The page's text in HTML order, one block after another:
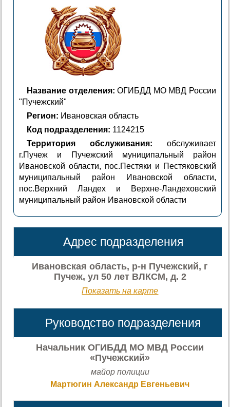
Название отделения: ОГИБДД МО МВД России
"Пучежский"
Регион: Ивановская область
Код подразделения: 1124215
Территория обслуживания: обслуживает
г.Пучеж и Пучежский муниципальный район
Ивановской области, пос.Пестяки и Пестяковский
муниципальный район Ивановской области,
пос.Верхний Ландех и Верхне-Ландеховский
муниципальный район Ивановской области
Адрес подразделения
Ивановская область, р-н Пучежский, г
Пучеж, ул 50 лет ВЛКСМ, д. 2
Показать на карте
Руководство подразделения
Начальник ОГИБДД МО МВД России
«Пучежский»
майор полиции
Мартюгин Александр Евгеньевич